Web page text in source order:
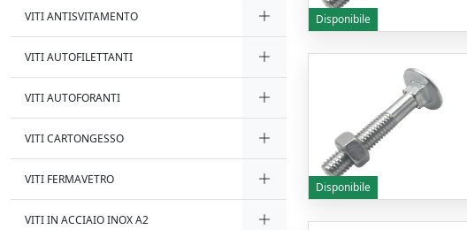
VITI ANTISVITAMENTO
VITI AUTOFILETTANTI
VITI AUTOFORANTI
VITI CARTONGESSO
VITI FERMAVETRO
VITI IN ACCIAIO INOX A2
Disponibile
Disponibile